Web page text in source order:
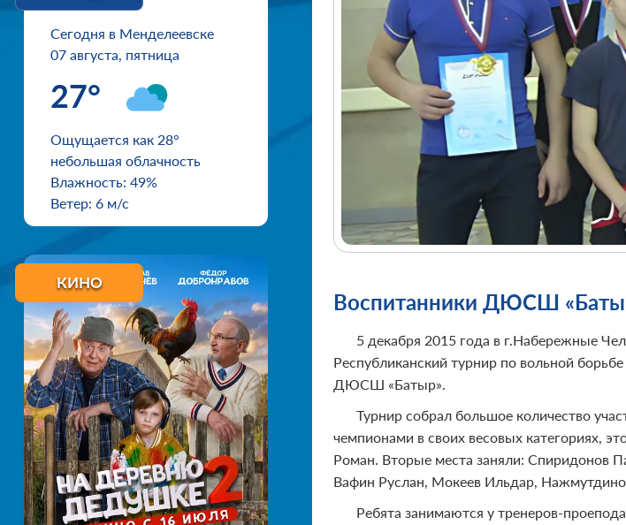
Сегодня в Менделеевске
07 августа, пятница
27°
Ощущается как 28°
небольшая облачность
Влажность: 49%
Ветер: 6 м/с
КИНО
Воспитанники ДЮСШ
5 декабря 2015 года в г.Набережные
Республиканский турнир по вольной
ДЮСШ «Батыр».
Турнир собрал большое количество
чемпионами в своих весовых категориях,
Роман. Вторые места заняли: Спиридонов
Вафин Руслан, Мокеев Ильдар,
Ребята занимаются у тренеров-